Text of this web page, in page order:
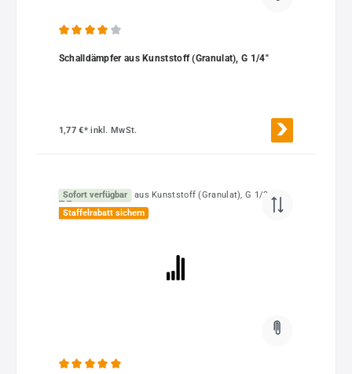
Schalldämpfer aus Kunststoff (Granulat), G 1/4"
1,77 €*inkl. MwSt.
Sofort verfügbar
Staffelrabatt sichern